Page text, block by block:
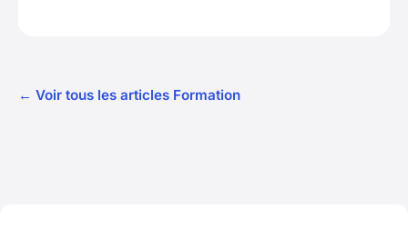
← Voir tous les articles Formation